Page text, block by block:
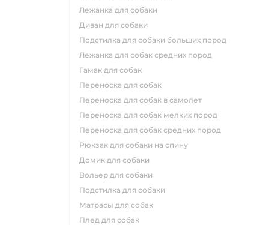
лежанка для собаки
диван для собаки
подстилка для собаки больших пород
лежанка для собак средних пород
гамак для собак
переноска для собак
переноска для собак в самолет
переноска для собак мелких пород
переноска для собак средних пород
рюкзак для собаки на спину
домик для собаки
вольер для собаки
подстилка для собаки
матрасы для собак
плед для собак